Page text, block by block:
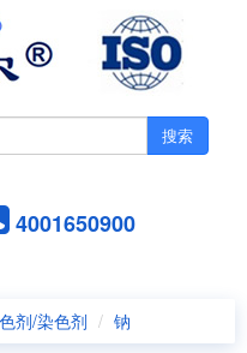
搜索
4001650900
剂/染色剂 钠